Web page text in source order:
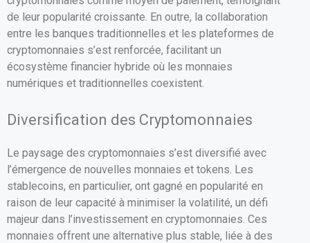
de leur popularité croissante. En outre, la collaboration
entre les banques traditionnelles et les plateformes de
cryptomonnaies s’est renforcée, facilitant un
écosystème financier hybride où les monnaies
numériques et traditionnelles coexistent.
Diversification des Cryptomonnaies
Le paysage des cryptomonnaies s’est diversifié avec
l’émergence de nouvelles monnaies et tokens. Les
stablecoins, en particulier, ont gagné en popularité en
raison de leur capacité à minimiser la volatilité, un défi
majeur dans l’investissement en cryptomonnaies. Ces
monnaies offrent une alternative plus stable, liée à des